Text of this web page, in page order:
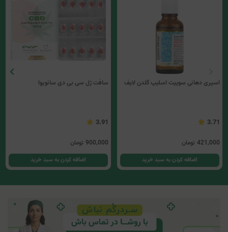
اسپری دهانی سوییت اسلیپ گلدن لایف
3.71
421,000 تومان
اضافه کردن به سبد خرید
سافت ژل سی بی دی سانویوا
3.91
900,000 تومان
اضافه کردن به سبد خرید